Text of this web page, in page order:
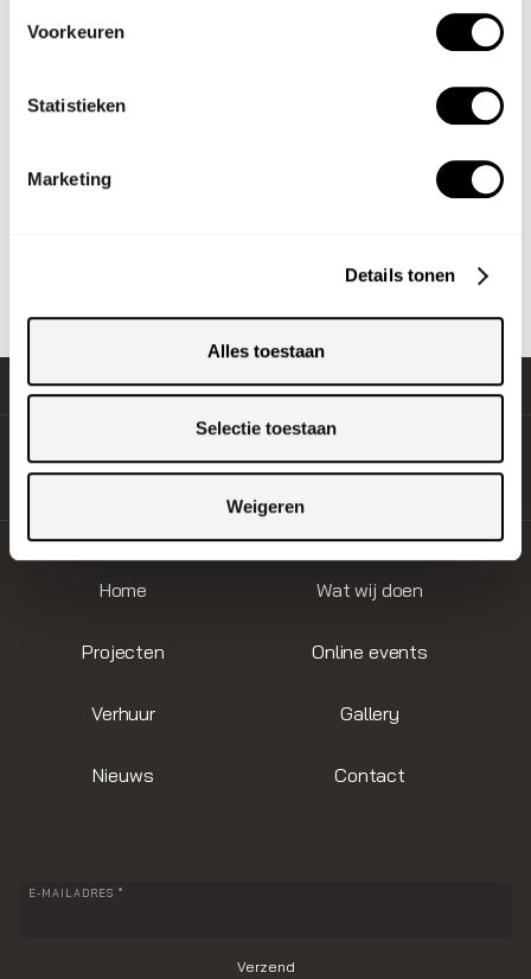
Voorkeuren
Statistieken
Marketing
Details tonen
Alles toestaan
Selectie toestaan
Weigeren
inrichting te verwerken.
Bel ons: 0297 368 646
Home Wat wij doen
Projecten Online events
Verhuur Gallery
Nieuws Contact
E-MAILADRES *